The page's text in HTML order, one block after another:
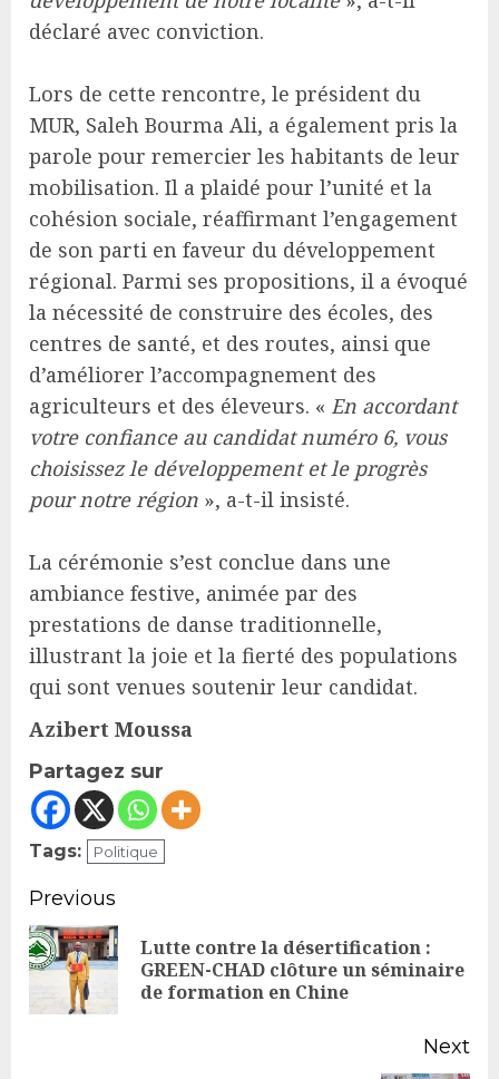
déclaré avec conviction.
Lors de cette rencontre, le président du
MUR, Saleh Bourma Ali, a également pris la
parole pour remercier les habitants de leur
mobilisation. Il a plaidé pour l’unité et la
cohésion sociale, réaffirmant l’engagement
de son parti en faveur du développement
régional. Parmi ses propositions, il a évoqué
la nécessité de construire des écoles, des
centres de santé, et des routes, ainsi que
d’améliorer l’accompagnement des
agriculteurs et des éleveurs. « En accordant
votre confiance au candidat numéro 6, vous
choisissez le développement et le progrès
pour notre région », a-t-il insisté.
La cérémonie s’est conclue dans une
ambiance festive, animée par des
prestations de danse traditionnelle,
illustrant la joie et la fierté des populations
qui sont venues soutenir leur candidat.
Azibert Moussa
Partagez sur
Tags: Politique
Continue
Reading
Previous
Lutte contre la désertification :
GREEN-CHAD clôture un séminaire
de formation en Chine
Next